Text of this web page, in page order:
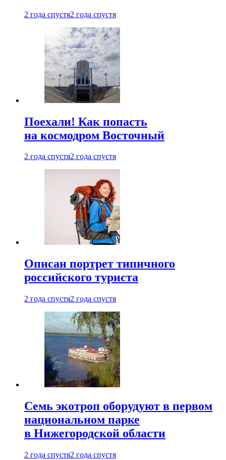
2 года спустя2 года спустя
Поехали! Как попасть
на космодром Восточный
2 года спустя2 года спустя
Описан портрет типичного
российского туриста
2 года спустя2 года спустя
Семь экотроп оборудуют в первом
национальном парке
в Нижегородской области
2 года спустя2 года спустя